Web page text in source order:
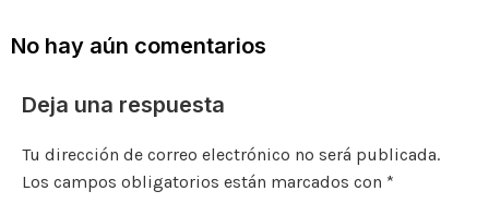
o
k
n
No hay aún comentarios
Deja una respuesta
Tu dirección de correo electrónico no será publicada.
Los campos obligatorios están marcados con *